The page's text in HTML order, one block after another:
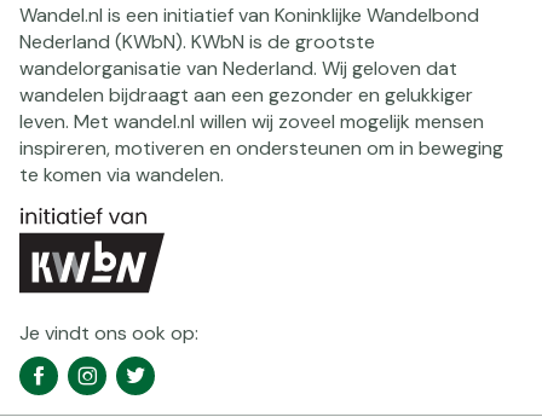
Wandel.nl is een initiatief van Koninklijke Wandelbond
Nederland (KWbN). KWbN is de grootste
wandelorganisatie van Nederland. Wij geloven dat
wandelen bijdraagt aan een gezonder en gelukkiger
leven. Met wandel.nl willen wij zoveel mogelijk mensen
inspireren, motiveren en ondersteunen om in beweging
te komen via wandelen.
Je vindt ons ook op:
Social
media
FacebookInstagramTwitter